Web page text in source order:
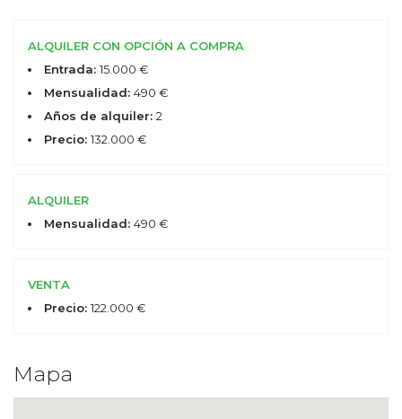
ALQUILER CON OPCIÓN A COMPRA
Entrada: 15.000 €
Mensualidad: 490 €
Años de alquiler: 2
Precio: 132.000 €
ALQUILER
Mensualidad: 490 €
VENTA
Precio: 122.000 €
Mapa